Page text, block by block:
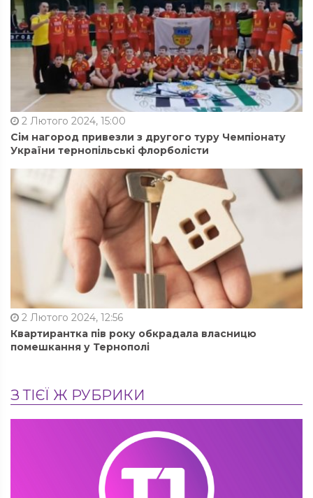
2 Лютого 2024, 15:00
Сім нагород привезли з другого туру Чемпіонату
України тернопільські флорболісти
2 Лютого 2024, 12:56
Квартирантка пів року обкрадала власницю
помешкання у Тернополі
З ТІЄЇ Ж РУБРИКИ